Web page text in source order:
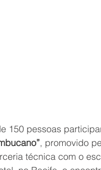
150 pessoas
, promovido
técnica com o